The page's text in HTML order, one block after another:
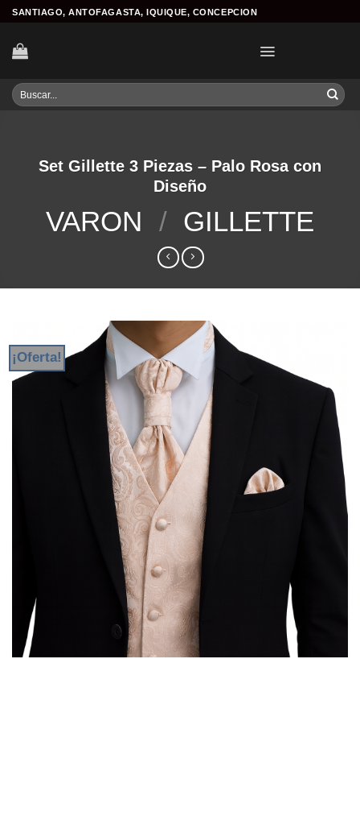
Skip
content
SANTIAGO, ANTOFAGASTA, IQUIQUE, CONCEPCION
Buscar
por:
Set Gillette 3 Piezas – Palo Rosa con
Diseño
VARON / GILLETTE
¡Oferta!